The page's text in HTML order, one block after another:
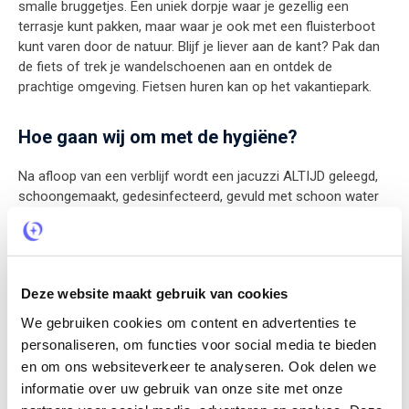
Deze website maakt gebruik van cookies
We gebruiken cookies om content en advertenties te
personaliseren, om functies voor social media te bieden
en om ons websiteverkeer te analyseren. Ook delen we
informatie over uw gebruik van onze site met onze
smalle bruggetjes. Een uniek dorpje waar je gezellig een
terrasje kunt pakken, maar waar je ook met een fluisterboot
kunt varen door de natuur. Blijf je liever aan de kant? Pak dan
de fiets of trek je wandelschoenen aan en ontdek de
prachtige omgeving. Fietsen huren kan op het vakantiepark.
Hoe gaan wij om met de hygiëne?
Na afloop van een verblijf wordt een jacuzzi ALTIJD geleegd,
schoongemaakt, gedesinfecteerd, gevuld met schoon water
die speciaal voor jullie is gevuld met water waar nog niemand
anders gebruik van heeft gemaakt.
Huisregels en parkreglement
Om de rustige en ontspannen sfeer van onze locatie te
waarborgen, is gebruik van de vakantiewoning en de
bijbehorende wellness faciliteiten zoals sauna, jacuzzi e.d.,